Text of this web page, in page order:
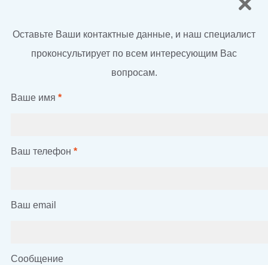
Оставьте Ваши контактные данные, и наш специалист
проконсультирует по всем интересующим Вас
вопросам.
Ваше имя *
Ваш телефон *
Ваш email
Сообщение